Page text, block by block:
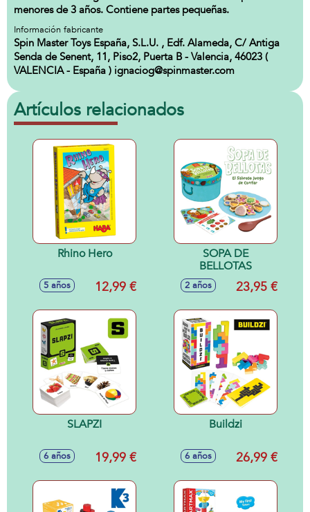
menores de 3 años. Contiene partes pequeñas.
Información fabricante
Spin Master Toys España, S.L.U. , Edf. Alameda, C/ Antiga
Senda de Senent, 11, Piso2, Puerta B - Valencia, 46023 (
VALENCIA - España ) ignaciog@spinmaster.com
Artículos relacionados
Rhino Hero
5 años 12,99 €
SOPA DE
BELLOTAS
2 años 23,95 €
SLAPZI
6 años 19,99 €
Buildzi
6 años 26,99 €